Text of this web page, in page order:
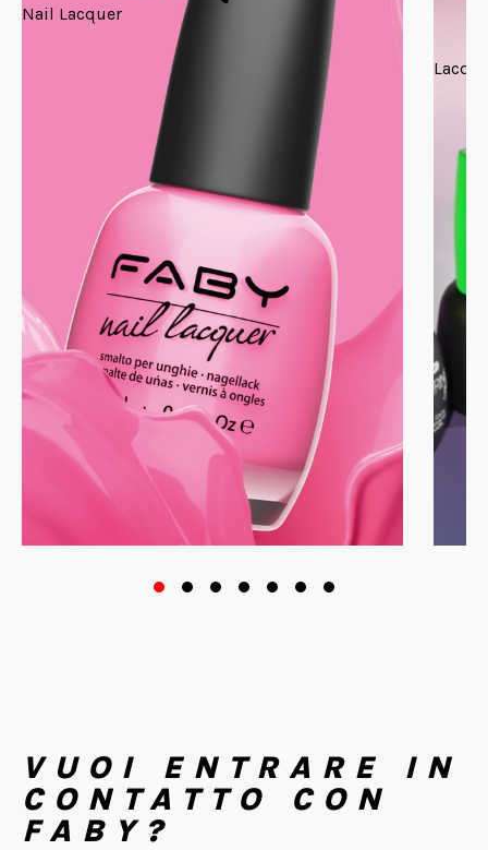
Nail Lacquer
VUOI ENTRARE IN
CONTATTO CON
FABY?